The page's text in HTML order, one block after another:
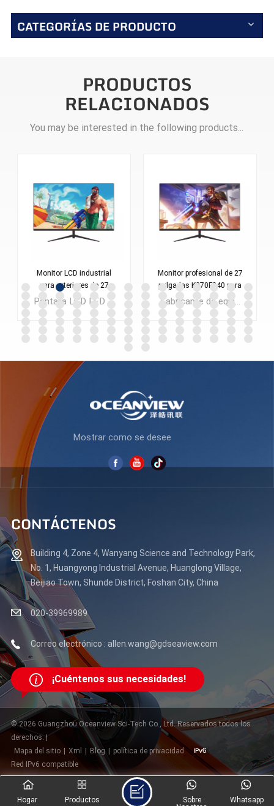
CATEGORÍAS DE PRODUCTO
PRODUCTOS
RELACIONADOS
You may be interested in the following products...
Monitor LCD industrial
para exteriores de 27
pulgadas K270F165Pantalla LCD LED de 27 pulgadas OEM/ODM de fábrica para computadora de escritorio Full HD para oficina Monitores para empresas con portátiles CAD
APRENDE MÁS
Monitor profesional de 27
pulgadas K270F240 para
oficina y juegos
Fabricante de equipos originales (OEM) 27 Pulgada Computadora con pantalla LCD LED Monitor Lolgo 1080P 2K personalizado con bajo MOQ
Mostrar como se desee
CONTÁCTENOS
Building 4, Zone 4, Wanyang Science and Technology Park,
No. 1, Huangyong Industrial Avenue, Huanglong Village,
Beijiao Town, Shunde District, Foshan City, China
020-39969989
Correo electrónico : allen.wang@gdseaview.com
¡Cuéntenos sus necesidades!
© 2026 Guangzhou Oceanview Sci-Tech Co., Ltd. Reservados todos los
derechos. |
Mapa del sitio
Xml Blog
política de privacidad
Red IPv6 compatible
Hogar Productos Whatsapp
Sobre